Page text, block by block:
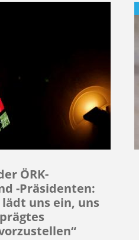
ÖRK-
-Präsidenten:
uns ein, uns